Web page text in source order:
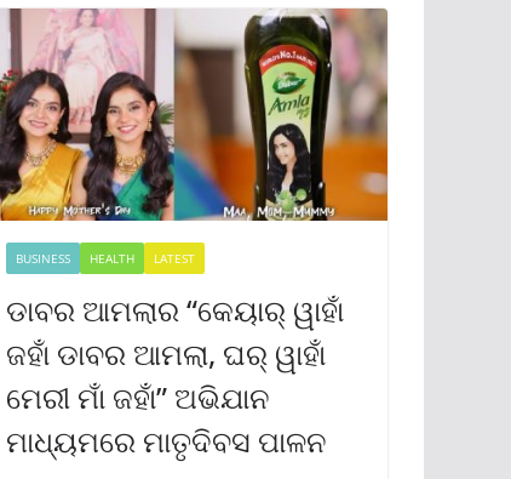
BUSINESS HEALTH LATEST
ଡାବର ଆମଲାର “କେୟାର୍ ୱାହାଁ
ଜହାଁ ଡାବର ଆମଲା, ଘର୍ ୱାହାଁ
ମେରୀ ମାଁ ଜହାଁ” ଅଭିଯାନ
ମାଧ୍ୟମରେ ମାତୃଦିବସ ପାଳନ